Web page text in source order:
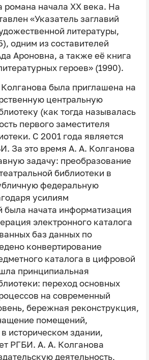
начала XX века. На
«Указатель заглавий
литературы,
одним из составителей
Ароновна, а также её книга
героев» (1990).
Колганова была приглашена на
центральную
(как тогда называлась
первого заместителя
С 2001 года является
За это время А. А. Колганова
задачу: преобразование
библиотеки в
федеральную
усилиям
была начата информатизация
электронного каталога
баз данных по
конвертирование
каталога в цифровой
принципиальная
переход основных
на современный
бережная реконструкция,
помещений,
историческом здании,
РГБИ. А. А. Колганова
деятельность,